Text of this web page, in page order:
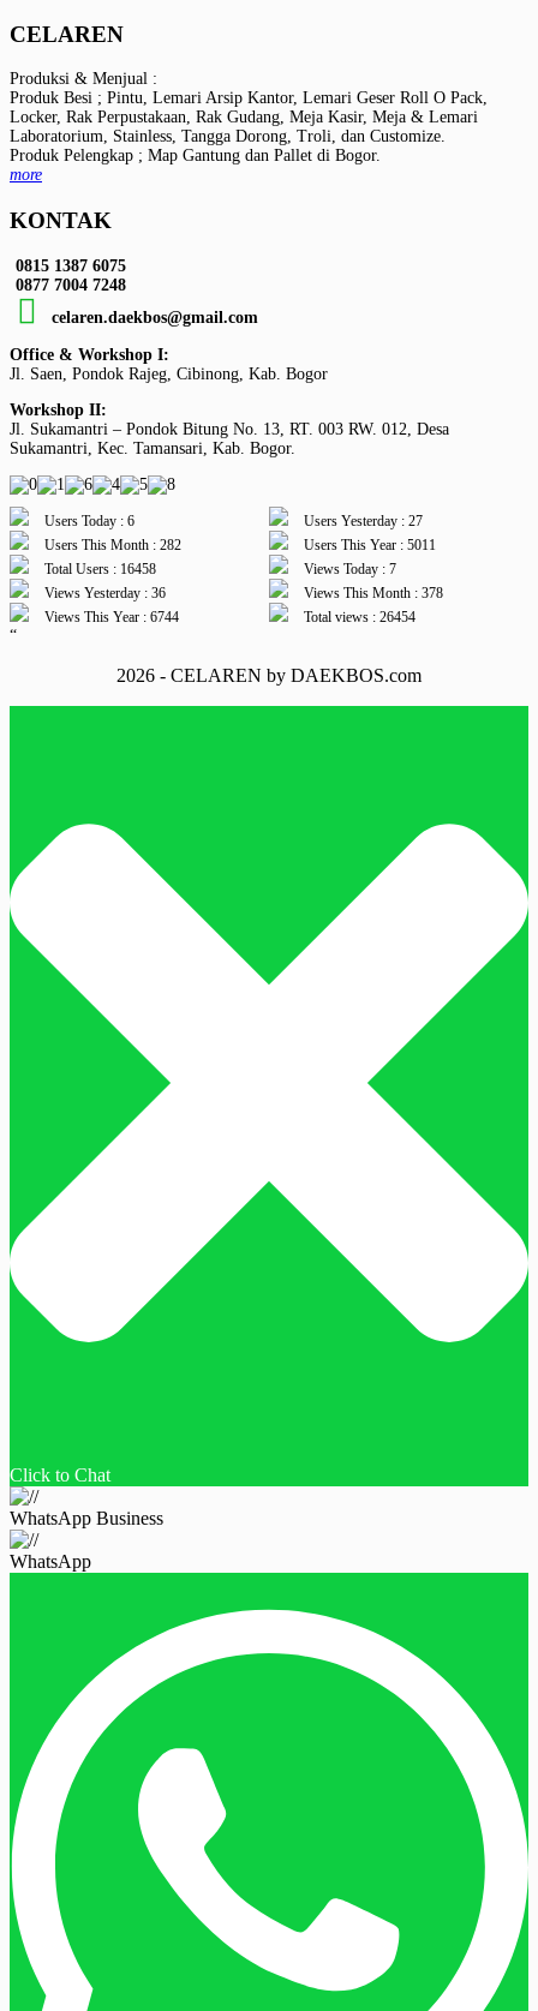
CELAREN
Produksi & Menjual :
Produk Besi ; Pintu, Lemari Arsip Kantor, Lemari Geser Roll O Pack,
Locker, Rak Perpustakaan, Rak Gudang, Meja Kasir, Meja & Lemari
Laboratorium, Stainless, Tangga Dorong, Troli, dan Customize.
Produk Pelengkap ; Map Gantung dan Pallet di Bogor.
more
KONTAK
0815 1387 6075
0877 7004 7248
celaren.daekbos@gmail.com
Office & Workshop I:
Jl. Saen, Pondok Rajeg, Cibinong, Kab. Bogor
Workshop II:
Jl. Sukamantri – Pondok Bitung No. 13, RT. 003 RW. 012, Desa
Sukamantri, Kec. Tamansari, Kab. Bogor.
Users Today : 6
Users Yesterday : 27
Users This Month : 282
Users This Year : 5011
Total Users : 16458
Views Today : 7
Views Yesterday : 36
Views This Month : 378
Views This Year : 6744
Total views : 26454
“
2026 - CELAREN by DAEKBOS.com
Click to Chat
WhatsApp Business
WhatsApp